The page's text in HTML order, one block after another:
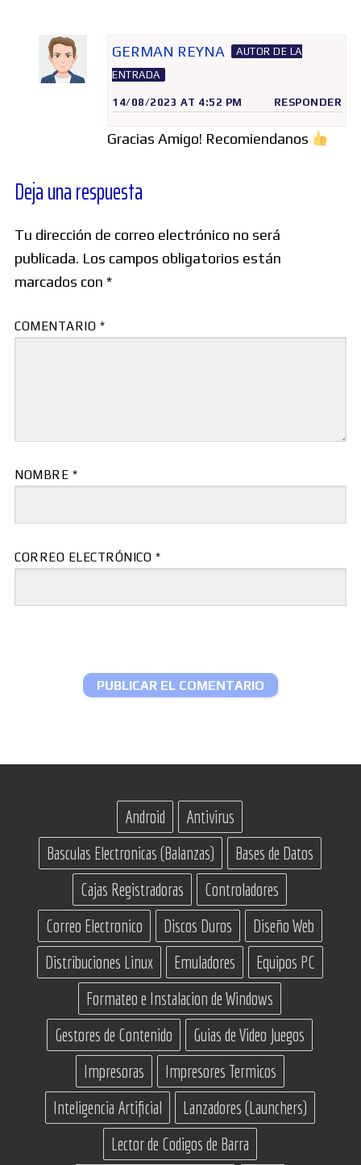
GERMAN REYNA
AUTOR DE LA
ENTRADA
14/08/2023 AT 4:52 PM RESPONDER
Gracias Amigo! Recomiendanos
Deja una respuesta
Tu dirección de correo electrónico no será
publicada. Los campos obligatorios están
marcados con *
COMENTARIO *
NOMBRE *
CORREO ELECTRÓNICO *
Android
Antivirus
Basculas Electronicas (Balanzas)
Bases de Datos
Cajas Registradoras
Controladores
Correo Electronico
Discos Duros
Diseño Web
Distribuciones Linux
Emuladores
Equipos PC
Formateo e Instalacion de Windows
Gestores de Contenido
Guias de Video Juegos
Impresoras
Impresores Termicos
Inteligencia Artificial
Lanzadores (Launchers)
Lector de Codigos de Barra